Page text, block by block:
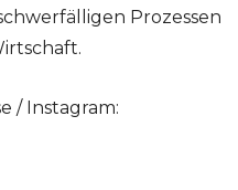
Prozessen
/ Instagram: